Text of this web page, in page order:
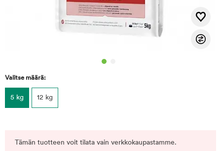
Valitse määrä:
5 kg 12 kg
Tämän tuotteen voit tilata vain verkkokaupastamme.